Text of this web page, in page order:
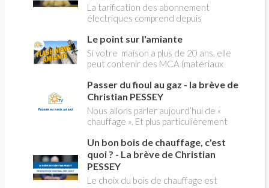
La tarification des abonnement
électriques comprend depuis
pleines, heures creuses. Aujourd'hui
Christian PESSEY vous explique tout
ce qu'il faut savoir sur la nouvelle
modification du système "heures
creuses" qui concerne près de 15
millions de Français !
Le point sur l'amiante
Si votre maison a plus de 20 ans, elle
peut contenir des MCA (matériaux
panique, on fait le point dans notre
flash news n°3 spéciale Amiante et
ses dangers avec Christian Pessey
Passer du fioul au gaz - la brève de
Christian PESSEY
Nous allons parler aujourd’hui de «
chauffage ». Et plus particulièrement
aborder l’abandon du fioul au profit du
gaz.
Un bon bois de chauffage, c'est
quoi ? - La brève de Christian
PESSEY
Le choix du bois de chauffage est